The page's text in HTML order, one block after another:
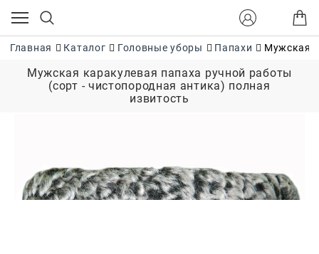
Главная Каталог Головные уборы Папахи Мужская
Мужская каракулевая папаха ручной работы
(сорт - чистопородная антика) полная
извитость